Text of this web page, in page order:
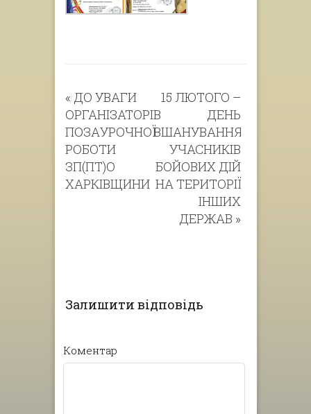
« ДО УВАГИ
ОРГАНІЗАТОРІВ
ПОЗАУРОЧНОЇ
РОБОТИ
ЗП(ПТ)О
ХАРКІВЩИНИ
15 ЛЮТОГО –
ДЕНЬ
ВШАНУВАННЯ
УЧАСНИКІВ
БОЙОВИХ ДІЙ
НА ТЕРИТОРІЇ
ІНШИХ
ДЕРЖАВ »
Залишити відповідь
Коментар